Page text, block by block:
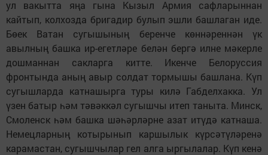
ул вакытта яңа гына Кызыл Армия сафларыннан
кайтып, колхозда бригадир булып эшли башлаган иде.
Бөек Ватан сугышының беренче көннәреннән үк
авылның башка ир-егетләре белән бергә илне мәкерле
дошманнан сакларга китте. Икенче Белоруссия
фронтында аның авыр солдат тормышы башлана. Күп
сугышларда катнашырга туры килә Габделхакка. Ул
үзен батыр һәм тәвәккәл сугышчы итеп таныта. Минск,
Смоленск һәм башка шәһәрләрне азат итүдә катнаша.
Немецларның котырынып каршылык күрсәтүләренә
карамастан, сугышчылар гел алга ыргылалар. Күп кенә